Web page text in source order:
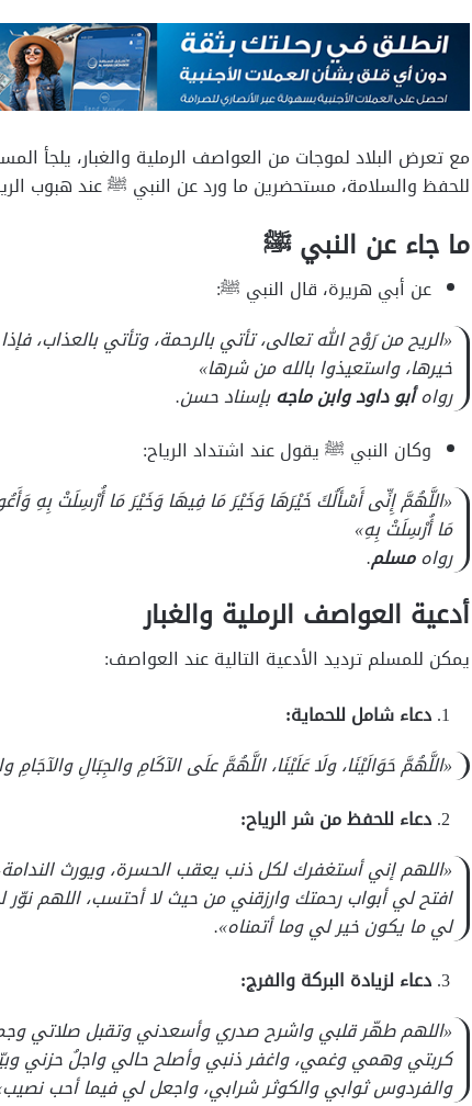
مع تعرض البلاد لموجات من العواصف الرملية والغبار، يلجأ
للحفظ والسلامة، مستحضرين ما ورد عن النبي ﷺ عند هبوب
ما جاء عن النبي ﷺ
عن أبي هريرة، قال النبي ﷺ:
«الريح من رَوْح الله تعالى، تأتي بالرحمة، وتأتي بالعذاب،
خيرها، واستعيذوا بالله من شرها»
رواهأبو داود وابن ماجهبإسناد حسن.
وكان النبي ﷺ يقول عند اشتداد الرياح:
«اللَّهُمَّ إِنِّى أَسْأَلُكَ خَيْرَهَا وَخَيْرَ مَا فِيهَا وَخَيْرَ مَا أُرْسِلَتْ بِهِ
مَا أُرْسِلَتْ بِهِ»
رواهمسلم.
أدعية العواصف الرملية والغبار
يمكن للمسلم ترديد الأدعية التالية عند العواصف:
دعاء شامل للحماية:
«اللَّهُمَّ حَوَالَيْنَا، ولَا عَلَيْنَا، اللَّهُمَّ علَى الآكَامِ والجِبَالِ
دعاء للحفظ من شر الرياح:
«اللهم إني أستغفرك لكل ذنب يعقب الحسرة، ويورث
افتح لي أبواب رحمتك وارزقني من حيث لا أحتسب، اللهم
لي ما يكون خير لي وما أتمناه».
دعاء لزيادة البركة والفرج:
«اللهم طهّر قلبي واشرح صدري وأسعدني وتقبل صلاتي
كربتي وهمي وغمي، واغفر ذنبي وأصلح حالي واجلُ حزني
والفردوس ثوابي والكوثر شرابي، واجعل لي فيما أحب